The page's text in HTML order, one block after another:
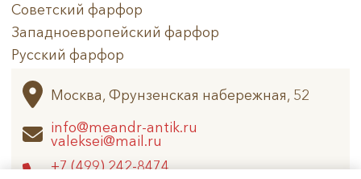
Советский фарфор
Западноевропейский фарфор
Русский фарфор
Архив
Москва, Фрунзенская набережная, 52
info@meandr-antik.ru
valeksei@mail.ru
+7 (499) 242-8474